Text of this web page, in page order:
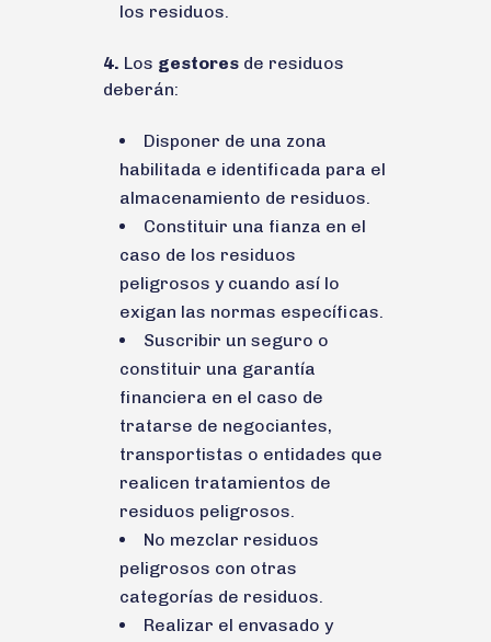
los residuos.
4. Los gestores de residuos
deberán:
Disponer de una zona
habilitada e identificada para el
almacenamiento de residuos.
Constituir una fianza en el
caso de los residuos
peligrosos y cuando así lo
exigan las normas específicas.
Suscribir un seguro o
constituir una garantía
financiera en el caso de
tratarse de negociantes,
transportistas o entidades que
realicen tratamientos de
residuos peligrosos.
No mezclar residuos
peligrosos con otras
categorías de residuos.
Realizar el envasado y